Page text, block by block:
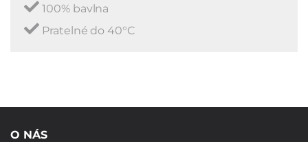
100% bavlna
Pratelné do 40°C
O NÁS